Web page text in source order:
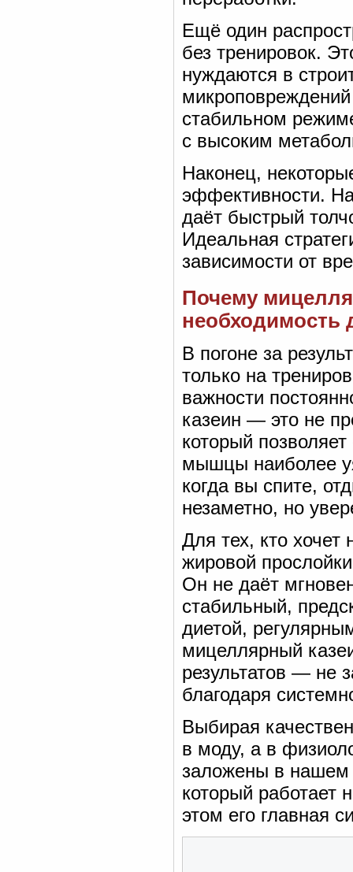
Ещё один
без тренировок.
нуждаются в
стабильном
с высоким
Наконец,
эффективности.
даёт быстрый
Идеальная
зависимости от
Почему
В погоне за
только на
важности
казеин — это не
который
мышцы наиболее
когда вы спите,
незаметно, но
Для тех, кто
жировой
Он не даёт
стабильный,
диетой,
мицеллярный
результатов — не
благодаря
Выбирая
в моду, а в
заложены в нашем
который работает
этом его главная